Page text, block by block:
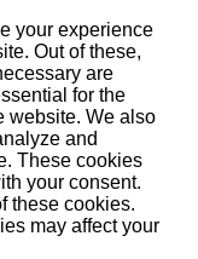
your experience
Out of these,
are
for the
website. We also
and
These cookies
your consent.
these cookies.
may affect your